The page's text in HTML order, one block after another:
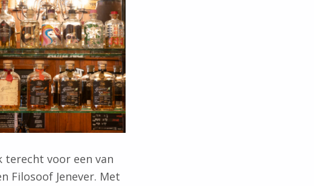
terecht voor een van
Filosoof Jenever. Met